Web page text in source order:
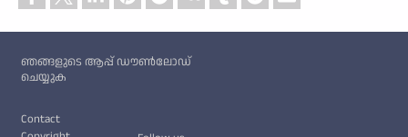
ഞങ്ങളുടെ ആപ്പ് ഡൗൺലോഡ്
ചെയ്യുക
Contact